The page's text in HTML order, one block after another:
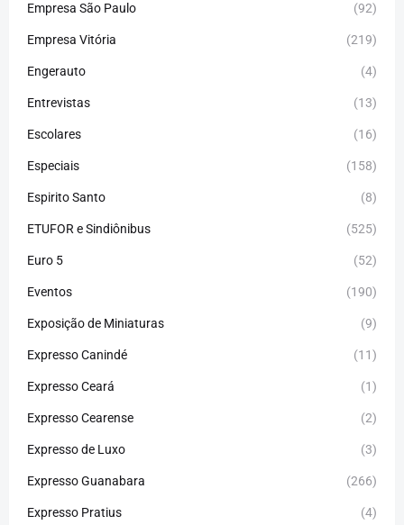
Empresa São Paulo (92)
Empresa Vitória (219)
Engerauto (4)
Entrevistas (13)
Escolares (16)
Especiais (158)
Espirito Santo (8)
ETUFOR e Sindiônibus (525)
Euro 5 (52)
Eventos (190)
Exposição de Miniaturas (9)
Expresso Canindé (11)
Expresso Ceará (1)
Expresso Cearense (2)
Expresso de Luxo (3)
Expresso Guanabara (266)
Expresso Pratius (4)